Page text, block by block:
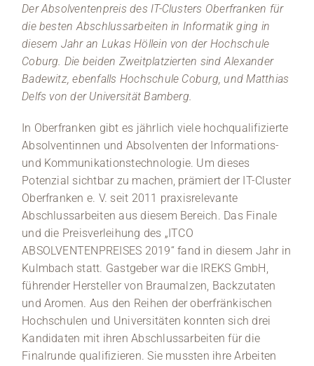
Der Absolventenpreis des IT-Clusters Oberfranken für
die besten Abschlussarbeitenin Informatik ging in
diesem Jahr an Lukas Höllein von der Hochschule
Coburg. Die beiden Zweitplatzierten sind Alexander
Badewitz, ebenfalls Hochschule Coburg, und Matthias
Delfs von der Universität Bamberg.
In Oberfranken gibt es jährlich viele hochqualifizierte
Absolventinnen und Absolventen der Informations-
und Kommunikationstechnologie. Um dieses
Potenzial sichtbar zu machen, prämiert der IT-Cluster
Oberfranken e. V. seit 2011 praxisrelevante
Abschlussarbeiten aus diesem Bereich. Das Finale
und die Preisverleihung des „ITCO
ABSOLVENTENPREISES 2019“ fand in diesem Jahr in
Kulmbach statt. Gastgeber war die IREKS GmbH,
führender Hersteller von Braumalzen, Backzutaten
und Aromen. Aus den Reihen der oberfränkischen
Hochschulen und Universitäten konnten sich drei
Kandidaten mit ihren Abschlussarbeiten für die
Finalrunde qualifizieren. Sie mussten ihre Arbeiten